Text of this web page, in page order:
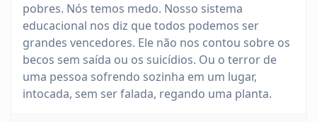
pobres. Nós temos medo. Nosso sistema
educacional nos diz que todos podemos ser
grandes vencedores. Ele não nos contou sobre os
becos sem saída ou os suicídios. Ou o terror de
uma pessoa sofrendo sozinha em um lugar,
intocada, sem ser falada, regando uma planta.